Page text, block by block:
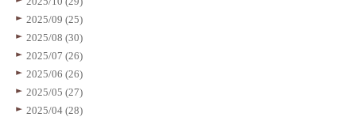
2025/09 (25)
2025/08 (30)
2025/07 (26)
2025/06 (26)
2025/05 (27)
2025/04 (28)